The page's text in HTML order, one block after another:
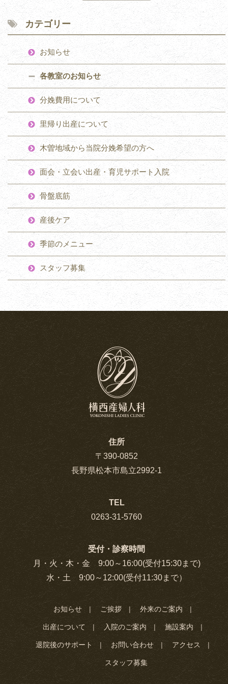
カテゴリー
お知らせ
各教室のお知らせ
分娩費用について
里帰り出産について
木曽地域から当院分娩希望の方へ
面会・立会い出産・育児サポート入院
骨盤底筋
産後ケア
季節のメニュー
スタッフ募集
住所
〒390-0852
長野県松本市島立2992-1
TEL
0263-31-5760
受付・診察時間
月・火・木・金 9:00～16:00(受付15:30まで)
水・土 9:00～12:00(受付11:30まで）
お知らせ ご挨拶 外来のご案内
出産について 入院のご案内 施設案内
退院後のサポート お問い合わせ アクセス
スタッフ募集